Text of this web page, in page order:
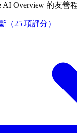
AI Overview 的友善程
（25 項評分）